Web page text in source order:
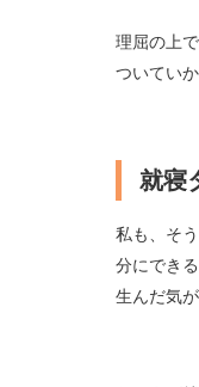
理屈の上
ついてい
就寝
私も、そ
分にでき
生んだ気